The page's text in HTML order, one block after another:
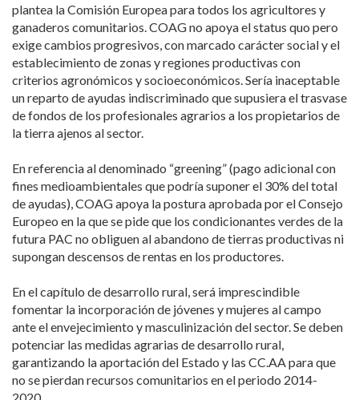
plantea la Comisión Europea para todos los agricultores y
ganaderos comunitarios. COAG no apoya el status quo pero
exige cambios progresivos, con marcado carácter social y el
establecimiento de zonas y regiones productivas con
criterios agronómicos y socioeconómicos. Sería inaceptable
un reparto de ayudas indiscriminado que supusiera el trasvase
de fondos de los profesionales agrarios a los propietarios de
la tierra ajenos al sector.
En referencia al denominado “greening” (pago adicional con
fines medioambientales que podría suponer el 30% del total
de ayudas), COAG apoya la postura aprobada por el Consejo
Europeo en la que se pide que los condicionantes verdes de la
futura PAC no obliguen al abandono de tierras productivas ni
supongan descensos de rentas en los productores.
En el capítulo de desarrollo rural, será imprescindible
fomentar la incorporación de jóvenes y mujeres al campo
ante el envejecimiento y masculinización del sector. Se deben
potenciar las medidas agrarias de desarrollo rural,
garantizando la aportación del Estado y las CC.AA para que
no se pierdan recursos comunitarios en el periodo 2014-